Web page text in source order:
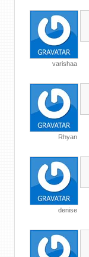
varishaa
Rhyan
denise